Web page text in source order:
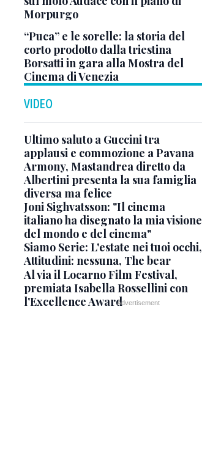
Morpurgo
“Puca” e le sorelle: la storia del
corto prodotto dalla triestina
Borsatti in gara alla Mostra del
Cinema di Venezia
VIDEO
Ultimo saluto a Guccini tra
applausi e commozione a Pavana
Armony, Mastandrea diretto da
Albertini presenta la sua famiglia
diversa ma felice
Joni Sighvatsson: "Il cinema
italiano ha disegnato la mia visione
del mondo e del cinema"
Siamo Serie: L'estate nei tuoi occhi,
Attitudini: nessuna, The bear
Al via il Locarno Film Festival,
premiata Isabella Rossellini con
l'Excellence Award